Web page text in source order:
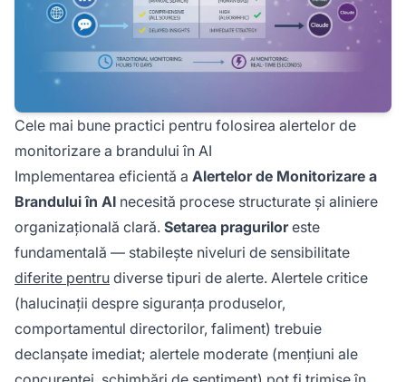
Cele mai bune practici pentru folosirea alertelor de
monitorizare a brandului în AI
Implementarea eficientă a Alertelor de Monitorizare a
Brandului în AI necesită procese structurate și aliniere
organizațională clară. Setarea praguriloreste
fundamentală — stabilește niveluri de sensibilitate
diferite pentru diverse tipuri de alerte. Alertele critice
(halucinații despre siguranța produselor,
comportamentul directorilor, faliment) trebuie
declanșate imediat; alertele moderate (mențiuni ale